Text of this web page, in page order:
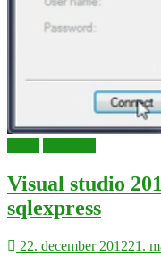
Visual studio
sqlexpress
22. december 201221.